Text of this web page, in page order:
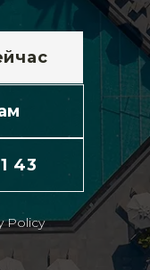
43
Policy